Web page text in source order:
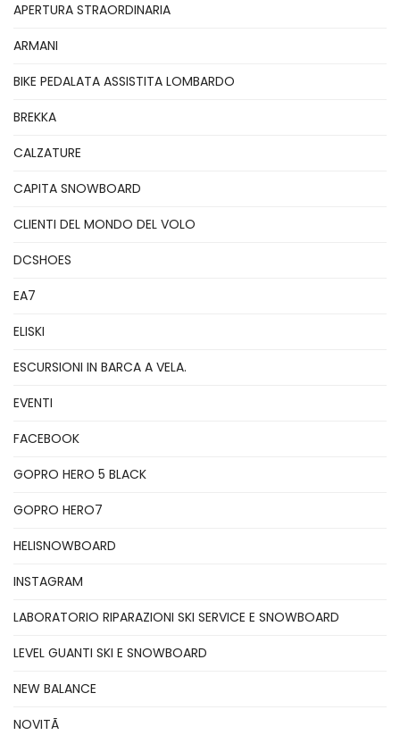
APERTURA STRAORDINARIA
ARMANI
BIKE PEDALATA ASSISTITA LOMBARDO
BREKKA
CALZATURE
CAPITA SNOWBOARD
CLIENTI DEL MONDO DEL VOLO
DCSHOES
EA7
ELISKI
ESCURSIONI IN BARCA A VELA.
EVENTI
FACEBOOK
GOPRO HERO 5 BLACK
GOPRO HERO7
HELISNOWBOARD
INSTAGRAM
LABORATORIO RIPARAZIONI SKI SERVICE E SNOWBOARD
LEVEL GUANTI SKI E SNOWBOARD
NEW BALANCE
NOVITÃ